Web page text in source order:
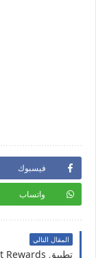
فيسبوك
واتساب
المقال التالي